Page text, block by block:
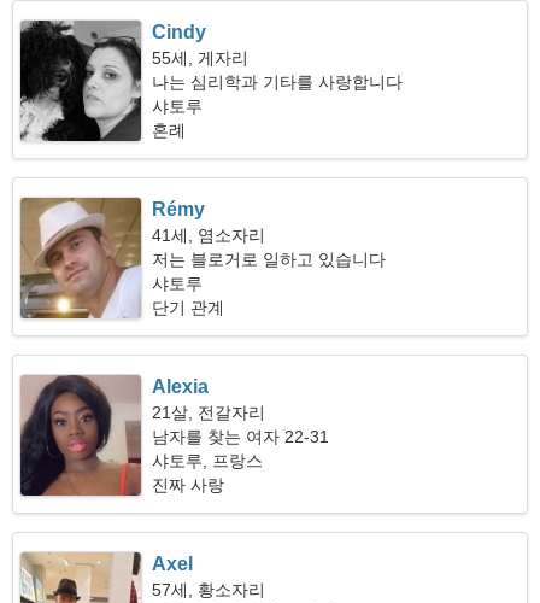
Cindy
55세, 게자리
나는 심리학과 기타를 사랑합니다
샤토루
혼례
Rémy
41세, 염소자리
저는 블로거로 일하고 있습니다
샤토루
단기 관계
Alexia
21살, 전갈자리
남자를 찾는 여자 22-31
샤토루, 프랑스
진짜 사랑
Axel
57세, 황소자리